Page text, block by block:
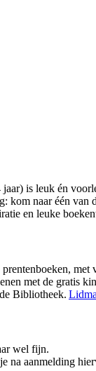
is leuk én
naar één van
en leuke
met
met de gratis
Bibliotheek.
wel fijn.
na aanmelding